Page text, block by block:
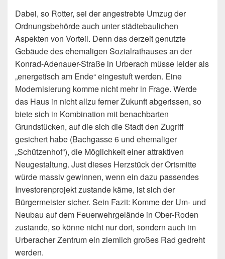
Dabei, so Rotter, sei der angestrebte Umzug der
Ordnungsbehörde auch unter städtebaulichen
Aspekten von Vorteil. Denn das derzeit genutzte
Gebäude des ehemaligen Sozialrathauses an der
Konrad-Adenauer-Straße in Urberach müsse leider als
„energetisch am Ende“ eingestuft werden. Eine
Modernisierung komme nicht mehr in Frage. Werde
das Haus in nicht allzu ferner Zukunft abgerissen, so
biete sich in Kombination mit benachbarten
Grundstücken, auf die sich die Stadt den Zugriff
gesichert habe (Bachgasse 6 und ehemaliger
„Schützenhof“), die Möglichkeit einer attraktiven
Neugestaltung. Just dieses Herzstück der Ortsmitte
würde massiv gewinnen, wenn ein dazu passendes
Investorenprojekt zustande käme, ist sich der
Bürgermeister sicher. Sein Fazit: Komme der Um- und
Neubau auf dem Feuerwehrgelände in Ober-Roden
zustande, so könne nicht nur dort, sondern auch im
Urberacher Zentrum ein ziemlich großes Rad gedreht
werden.